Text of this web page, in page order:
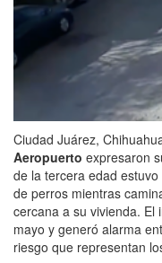
Ciudad Juárez,
Aeropuerto expresaron
de la tercera edad
de perros mientras
cercana a su vivienda. El
mayo y generó alarma
riesgo que representan